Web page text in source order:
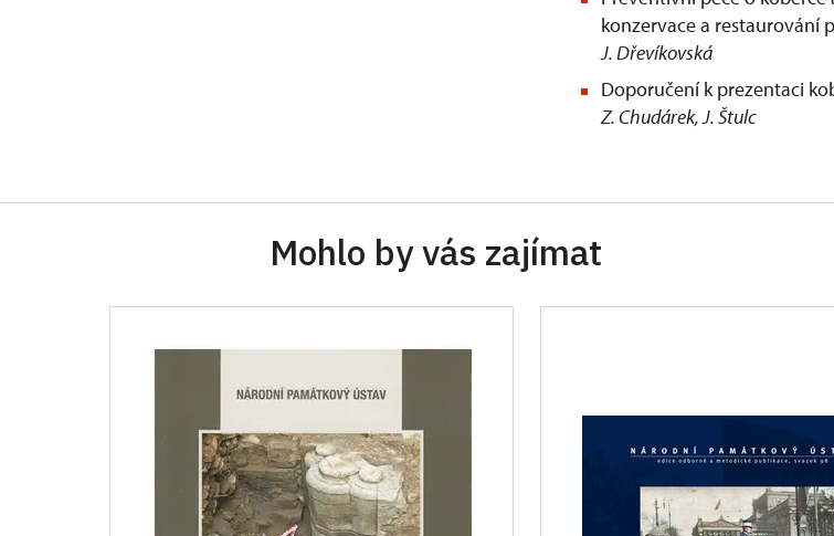
konzervace a restaurování
J. Dřevíkovská
Doporučení k prezentaci
Z. Chudárek, J. Štulc
Mohlo by vás zajímat